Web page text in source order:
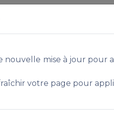
Propos
Gérer Simuler
nouvelle mise à jour
votre page pour